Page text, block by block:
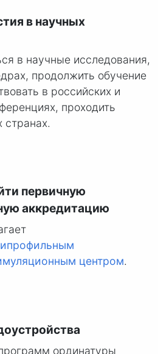
в научных
в научные исследования,
продолжить обучение
в российских и
проходить
странах.
первичную
аккредитацию
центром.
ординатуры